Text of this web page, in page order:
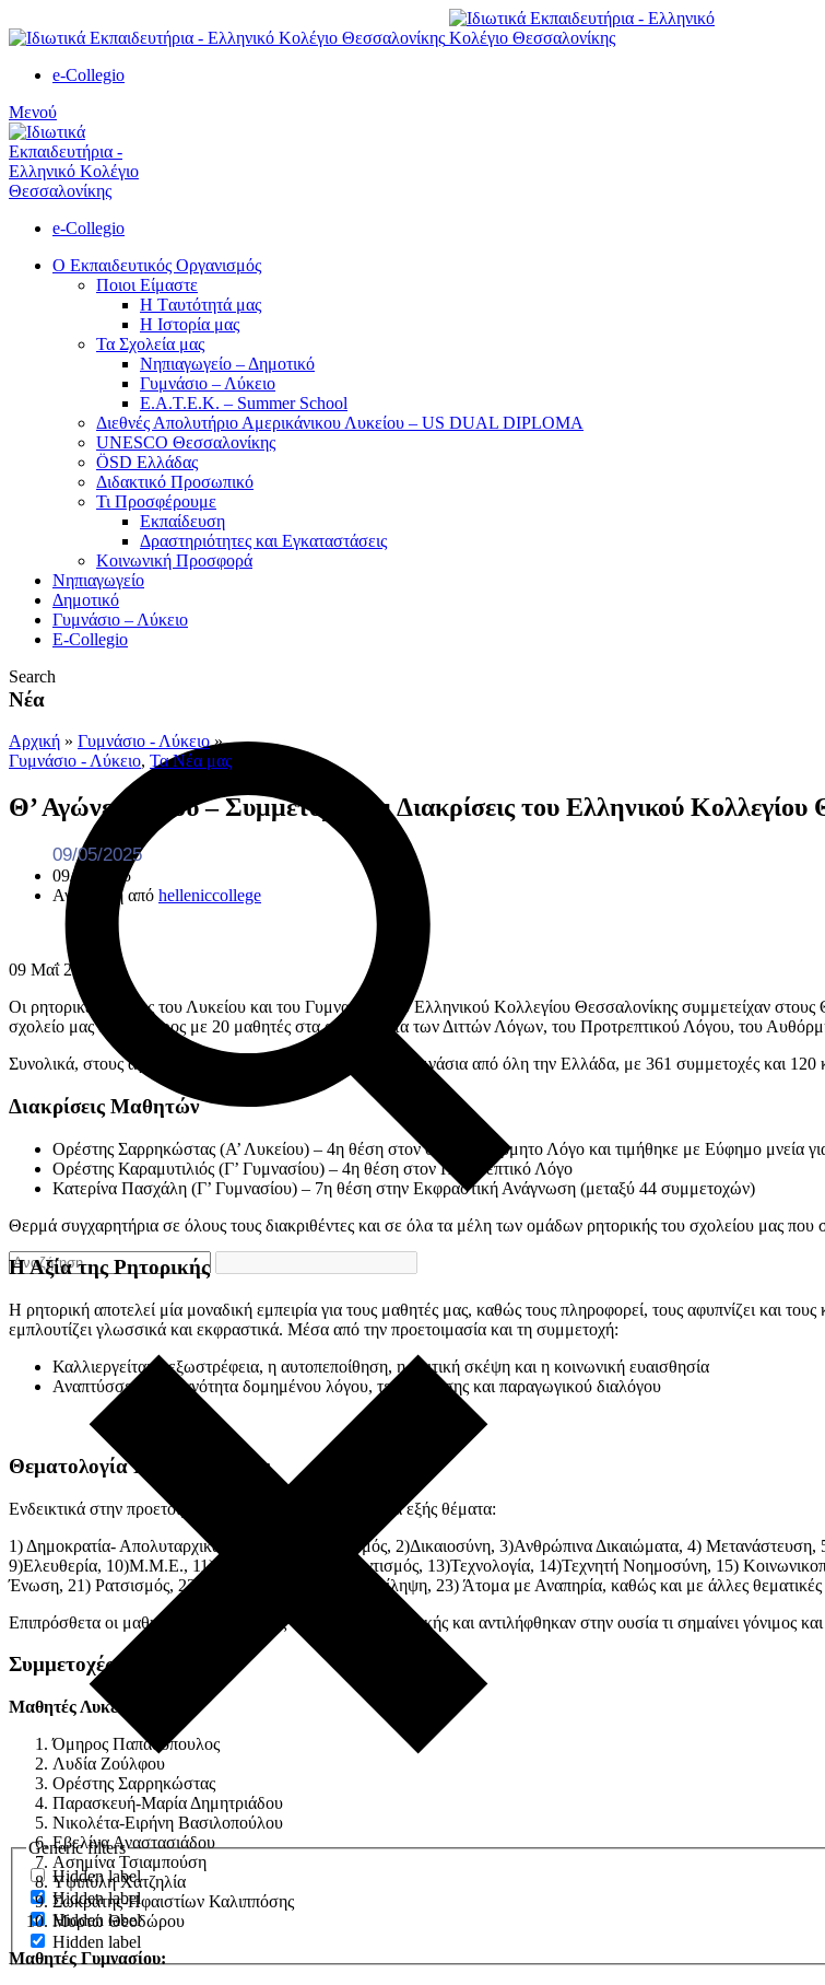
e-Collegio
Μενού
e-Collegio
Ο Εκπαιδευτικός Οργανισμός
Ποιοι Είμαστε
Η Tαυτότητά μας
Η Ιστορία μας
Τα Σχολεία μας
Νηπιαγωγείο – Δημοτικό
Γυμνάσιο – Λύκειο
Ε.Α.Τ.Ε.Κ. – Summer School
Διεθνές Απολυτήριο Αμερικάνικου Λυκείου – US DUAL DIPLOMA
UNESCO Θεσσαλονίκης
ÖSD Ελλάδας
Διδακτικό Προσωπικό
Τι Προσφέρουμε
Eκπαίδευση
Δραστηριότητες και Εγκαταστάσεις
Κοινωνική Προσφορά
Νηπιαγωγείο
Δημοτικό
Γυμνάσιο – Λύκειο
E-Collegio
Search
Generic filters
Hidden label
Hidden label
Hidden label
Hidden label
Νέα
Αρχική » Γυμνάσιο - Λύκειο»
Γυμνάσιο - Λύκειο, Τα Νέα μας
Θ’ Αγώνες Λόγου – Συμμετοχή και Διακρίσεις του Ελληνικού Κολλεγίου
09/05/2025
09/05/2025
Ανάρτηση από helleniccollege
09 Μαΐ 2025
Οι ρητορικές ομάδες του Λυκείου και του Γυμνασίου του Ελληνικού Κολλεγίου Θεσσαλονίκης συμμετείχαν
σχολείο μας έλαβε μέρος με 20 μαθητές στα αγωνίσματα των Διττών Λόγων, του Προτρεπτικού Λόγου, του
Συνολικά, στους αγώνες συμμετείχαν 25 Λύκεια και 21 Γυμνάσια από όλη την Ελλάδα, με 361 συμμετοχές και 120
Διακρίσεις Μαθητών
Ορέστης Σαρρηκώστας (Α’ Λυκείου) – 4η θέση στον στον Αυθόρμητο Λόγο και τιμήθηκε με Εύφημο μνεία
Ορέστης Καραμυτιλιός (Γ’ Γυμνασίου) – 4η θέση στον Προτρεπτικό Λόγο
Κατερίνα Πασχάλη (Γ’ Γυμνασίου) – 7η θέση στην Εκφραστική Ανάγνωση (μεταξύ 44 συμμετοχών)
Θερμά συγχαρητήρια σε όλους τους διακριθέντες και σε όλα τα μέλη των ομάδων ρητορικής του σχολείου μας που
Η Αξία της Ρητορικής
Η ρητορική αποτελεί μία μοναδική εμπειρία για τους μαθητές μας, καθώς τους πληροφορεί, τους αφυπνίζει και
εμπλουτίζει γλωσσικά και εκφραστικά. Μέσα από την προετοιμασία και τη συμμετοχή:
Καλλιεργείται η εξωστρέφεια, η αυτοπεποίθηση, η κριτική σκέψη και η κοινωνική ευαισθησία
Αναπτύσσεται η ικανότητα δομημένου λόγου, τεκμηρίωσης και παραγωγικού διαλόγου
Θεματολογία Προετοιμασίας
Ενδεικτικά στην προετοιμασία μας ασχοληθήκαμε με τα εξής θέματα:
1) Δημοκρατία- Απολυταρχικά Καθεστώτα- Φασισμός, 2)Δικαιοσύνη, 3)Ανθρώπινα Δικαιώματα, 4)
9)Ελευθερία, 10)Μ.Μ.Ε., 11)Οικονομία, 12)Εθελοντισμός, 13)Τεχνολογία, 14)Τεχνητή Νοημοσύνη, 15)
Ένωση, 21) Ρατσισμός, 22) Διαφορετικότητα- Συμπερίληψη, 23) Άτομα με Αναπηρία, καθώς και με άλλες θεματικές
Επιπρόσθετα οι μαθητές μας έμαθαν τις τεχνικές της ρητορικής και αντιλήφθηκαν στην ουσία τι σημαίνει γόνιμος
Συμμετοχές Μαθητών
Μαθητές Λυκείου:
Όμηρος Παπαδόπουλος
Λυδία Ζούλφου
Ορέστης Σαρρηκώστας
Παρασκευή-Μαρία Δημητριάδου
Νικολέτα-Ειρήνη Βασιλοπούλου
Εβελίνα Αναστασιάδου
Ασημίνα Τσιαμπούση
Υψιπύλη Χατζηλία
Σωκράτης-Ηφαιστίων Καλιππόσης
Μυρτώ Θεοδώρου
Μαθητές Γυμνασίου: